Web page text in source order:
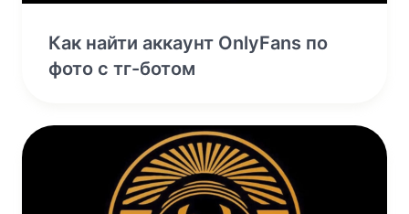
Как найти аккаунт OnlyFans по
фото с тг-ботом